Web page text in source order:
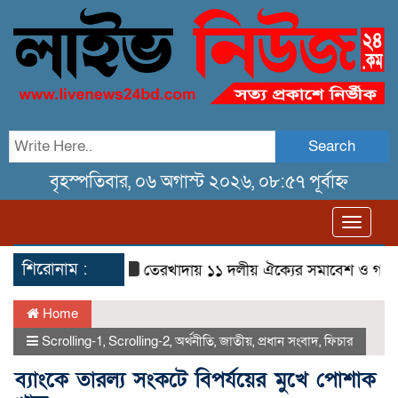
Search
বৃহস্পতিবার, ০৬ অগাস্ট ২০২৬, ০৮:৫৭ পূর্বাহ্ন
শিরোনাম : তেরখাদায় ১১ দলীয় ঐক্যের সমাবেশ ও গণ মিছিল
Home
Scrolling-1, Scrolling-2,অর্থনীতি,জাতীয়, প্রধান সংবাদ,ফিচার
ব্যাংকে তারল্য সংকটে বিপর্যয়ের মুখে পোশাক